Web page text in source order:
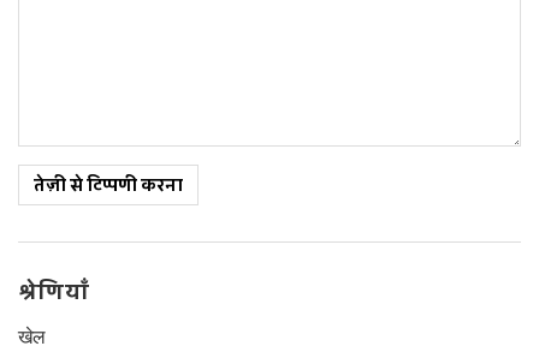
तेज़ी से टिप्पणी करना
श्रेणियाँ
खेल